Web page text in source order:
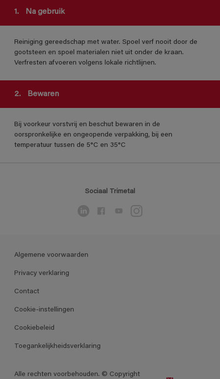
1. Na gebruik
Reiniging gereedschap met water. Spoel verf nooit door de
gootsteen en spoel materialen niet uit onder de kraan.
Verfresten afvoeren volgens lokale richtlijnen.
2. Bewaren
Bij voorkeur vorstvrij en beschut bewaren in de
oorspronkelijke en ongeopende verpakking, bij een
temperatuur tussen de 5°C en 35°C
Sociaal Trimetal
Algemene voorwaarden
Privacy verklaring
Contact
Cookie-instellingen
Cookiebeleid
Toegankelijkheidsverklaring
Alle rechten voorbehouden. © Copyright